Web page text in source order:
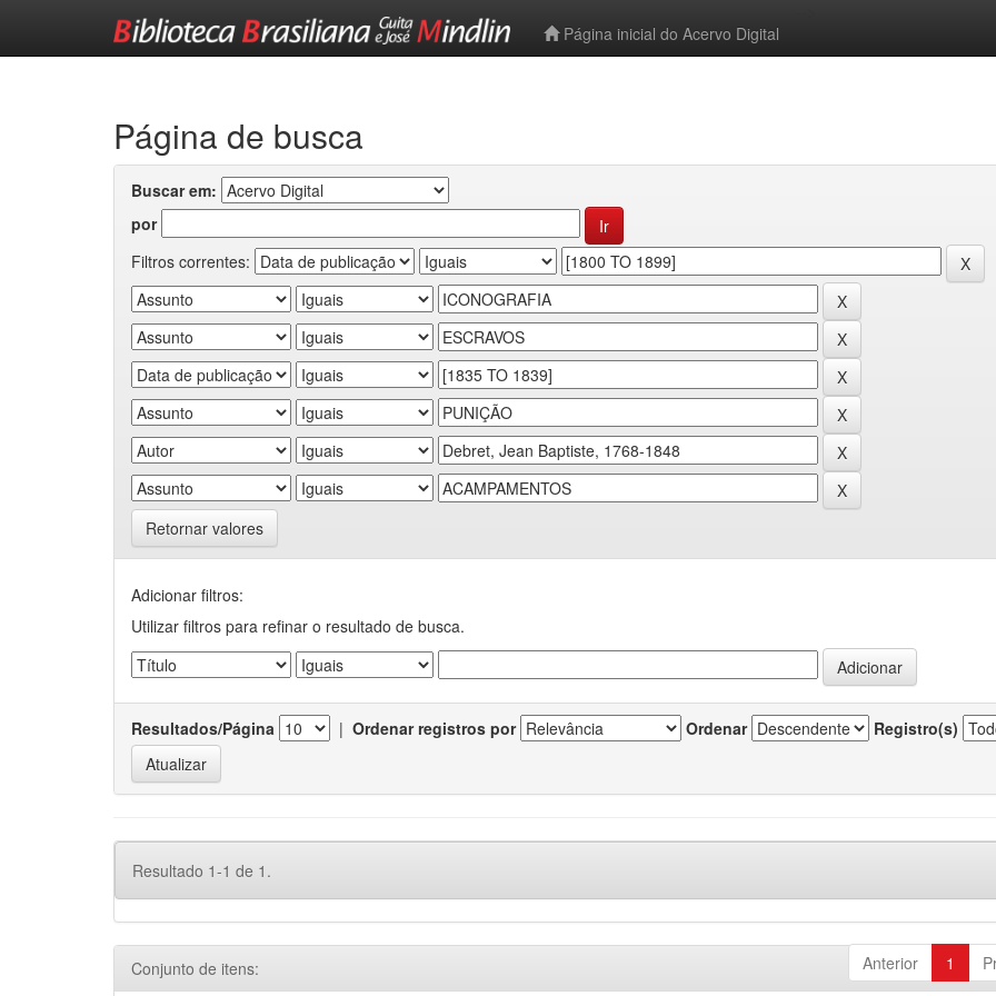
Página inicial do Acervo Digital
Página de busca
Buscar em:
por
Filtros correntes:
Retornar valores
Adicionar filtros:
Utilizar filtros para refinar o resultado de busca.
Resultados/Página | Ordenar registros por Ordenar Registro(s)
Resultado 1-1 de 1.
Anterior 1
Conjunto de itens: